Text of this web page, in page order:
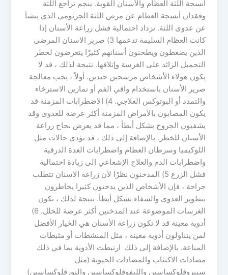
أنسجة اللثة العظام والأسنان القوية. ينجم تراجع اللثة
وفقدان أنسجة العظام عن مرض اللثة الجرثومي الذي ينشأ
عن عدوى اللثة. تزداد احتمالية فشل زراعة الأسنان إذا
كانت العظام السليمة تدعمها 3) صرير الاسنان المرضى
الذين يضغطون ويطحنون أسنانهم كثيرًا يتعرضون لخطر
التحميل الزائد على الغرسة وإتلافها. نتيجة لذلك ، قد لا
يكون هؤلاء الأشخاص مرشحين جيدين. أولاً ، يجب معالجة
صرير الأسنان باستخدام واقي الفم أو تمارين الاسترخاء
والتمدد أو البوتوكس العلاجي. 4) الاضطرابات المزمنة قد
يكون المصابون بالأمراض المزمنة أكثر عرضة للعدوى وقد
يشفيون الجروح بشكل أبطأ ، مما قد يعرض نجاح زراعة
الأسنان للخطر. بالإضافة إلى ذلك ، قد تؤدي حالات مثل
اللوكيميا وسرطان العظام واضطرابات الغدة الدرقية
واضطرابات الدم والعلاج الإشعاعي إلى زيادة احتمالية
فشل الزرع 5) المدخنون نظرًا لأن زراعة الاسنان تتطلب
جراحة ، فإن الأشخاص الذين يدخنون كثيرا يخاطرون
بتطوير العدوى والشفاء بشكل أبطأ. نتيجة لذلك ، تكون
الغرسات الموضوعة عند المدخنين أكثر عرضة للخلل. 6)
أدوية معينة قد لا تكون زراعة الأسنان هي الخيار الأفضل
لمن يتناولون أدوية معينة ، مثل المنشطات أو مثبطات
المناعة. بالإضافة إلى ذلك ارتبطت الأدوية بما في ذلك
مضادات الاكتئاب والمضادات الحيوية (مثل
سيبروفلوكساسين والليفوفلوكساسين والنورفلوكساسين)